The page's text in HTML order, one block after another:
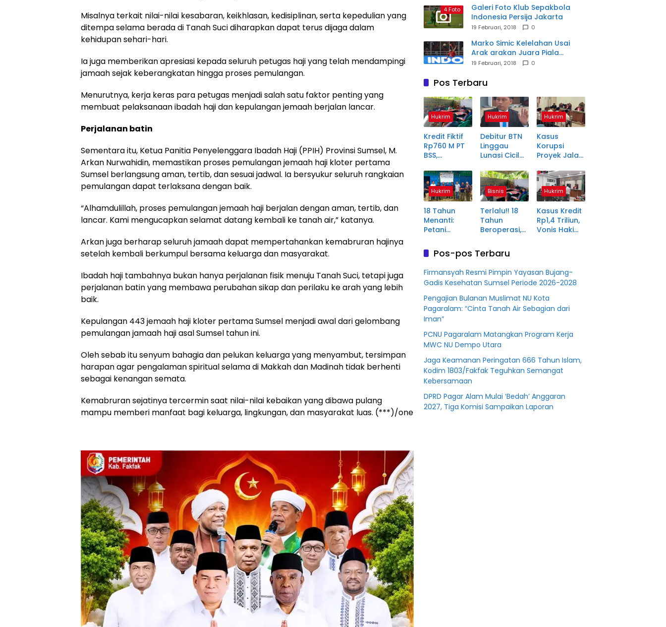
Misalnya terkait nilai-nilai kesabaran, keikhlasan, kedisiplinan, serta kepedulian yang
ditempa selama berada di Tanah Suci diharapkan dapat terus dijaga dalam
kehidupan sehari-hari.
Ia juga memberikan apresiasi kepada seluruh petugas haji yang telah mendampingi
jamaah sejak keberangkatan hingga proses pemulangan.
Menurutnya, kerja keras para petugas menjadi salah satu faktor penting yang
membuat pelaksanaan ibadah haji dan kepulangan jemaah berjalan lancar.
Perjalanan batin
Sementara itu, Ketua Panitia Penyelenggara Ibadah Haji (PPIH) Provinsi Sumsel, M.
Arkan Nurwahidin, memastikan proses pemulangan jemaah haji kloter pertama
Sumsel berlangsung aman, tertib, dan sesuai jadwal. Ia bersyukur seluruh rangkaian
pemulangan dapat terlaksana dengan baik.
“Alhamdulillah, proses pemulangan jemaah haji berjalan dengan aman, tertib, dan
lancar. Kami mengucapkan selamat datang kembali ke tanah air,” katanya.
Arkan juga berharap seluruh jamaah dapat mempertahankan kemabruran hajinya
setelah kembali berkumpul bersama keluarga dan masyarakat.
Ibadah haji tambahnya bukan hanya perjalanan fisik menuju Tanah Suci, tetapi juga
perjalanan batin yang membawa perubahan sikap dan perilaku ke arah yang lebih
baik.
Kepulangan 443 jemaah haji kloter pertama Sumsel menjadi awal dari gelombang
pemulangan jamaah haji asal Sumsel tahun ini.
Oleh sebab itu senyum bahagia dan pelukan keluarga yang menyambut, tersimpan
harapan agar pengalaman spiritual selama di Makkah dan Madinah tidak berhenti
sebagai kenangan semata.
Kemabruran sejatinya tercermin saat nilai-nilai kebaikan yang dibawa pulang
mampu memberi manfaat bagi keluarga, lingkungan, dan masyarakat luas. (***)/one
4 Foto
Galeri Foto Klub Sepakbola
Indonesia Persija Jakarta
19 Februari, 2018 0
Marko Simic Kelelahan Usai
Arak arakan Juara Piala
Presiden
19 Februari, 2018 0
Pos Terbaru
Hukrim
Kredit Fiktif
Rp760 M PT
BSS,
Derita Petani
Plasma
Muratara
Hukrim
Debitur BTN
Linggau
Lunasi Cicilan
Lalu, SHM Tak
Kunjung
Diserahkan
Hukrim
Kasus
Korupsi
Proyek Jalan
di
Pagaralam
Memasuki
Babak Akhir,
Enam
Terdakwa
Dituntut 2,5
Hukrim
18 Tahun
Menanti:
Petani
Aringin Jadi
Korban
Kredit Fiktif
Rp760 M PT
BSS
Bisnis
Terlalu!! 18
Tahun
Beroperasi,
Diduga
Fiktifkan
Lahan Petani
Plasma Desa
Aringin
Hukrim
Kasus Kredit
Rp1,4 Triliun,
Vonis Hakim
Pos-pos Terbaru
Firmansyah Resmi Pimpin Yayasan Bujang-
Gadis Kesehatan Sumsel Periode 2026-2028
Pengajian Bulanan Muslimat NU Kota
Pagaralam: “Cinta Tanah Air Sebagian dari
Iman”
PCNU Pagaralam Matangkan Program Kerja
MWC NU Dempo Utara
Jaga Keamanan Peringatan 666 Tahun Islam,
Kodim 1803/Fakfak Teguhkan Semangat
Kebersamaan
DPRD Pagar Alam Mulai ‘Bedah’ Anggaran
2027, Tiga Komisi Sampaikan Laporan